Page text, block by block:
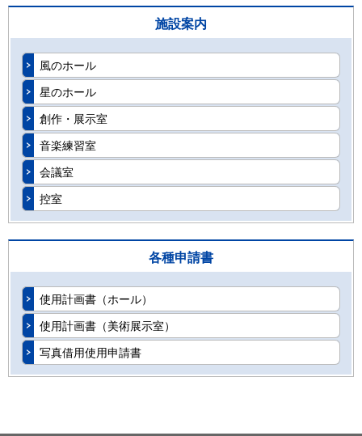
施設案内
風のホール
星のホール
創作・展示室
音楽練習室
会議室
控室
各種申請書
使用計画書（ホール）
使用計画書（美術展示室）
写真借用使用申請書